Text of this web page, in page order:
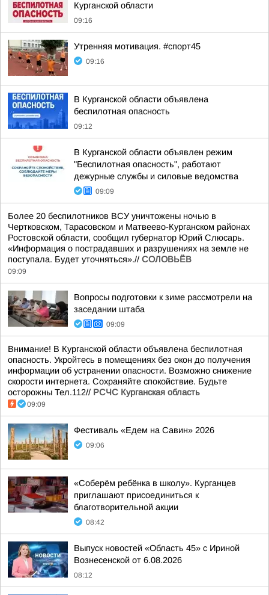
Курганской области
09:16
Утренняя мотивация. #спорт45
09:16
В Курганской области объявлена
беспилотная опасность
09:12
В Курганской области объявлен режим
"Беспилотная опасность", работают
дежурные службы и силовые ведомства
09:09
Более 20 беспилотников ВСУ уничтожены ночью в
Чертковском, Тарасовском и Матвеево-Курганском районах
Ростовской области, сообщил губернатор Юрий Слюсарь.
«Информация о пострадавших и разрушениях на земле не
поступала. Будет уточняться».// СОЛОВЬЁВ
09:09
Вопросы подготовки к зиме рассмотрели на
заседании штаба
09:09
Внимание! В Курганской области объявлена беспилотная
опасность. Укройтесь в помещениях без окон до получения
информации об устранении опасности. Возможно снижение
скорости интернета. Сохраняйте спокойствие. Будьте
осторожны Тел.112// РСЧС Курганская область
09:09
Фестиваль «Едем на Савин» 2026
09:06
«Соберём ребёнка в школу». Курганцев
приглашают присоединиться к
благотворительной акции
08:42
Выпуск новостей «Область 45» с Ириной
Вознесенской от 6.08.2026
08:12